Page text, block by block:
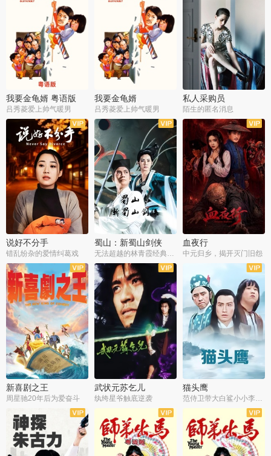
我要金龟婿 粤语版
吕秀菱爱上帅气暖男
我要金龟婿
吕秀菱爱上帅气暖男
私人采购员
陌生的匿名消息
说好不分手
错乱纷杂的爱情纠葛戏
蜀山：新蜀山剑侠
无法超越的林青霞经典角色
血夜行
中元归乡，揭开灭门旧怨
新喜剧之王
周星驰20年后为爱奋斗
武状元苏乞儿
纨绔星爷触底逆袭
猫头鹰